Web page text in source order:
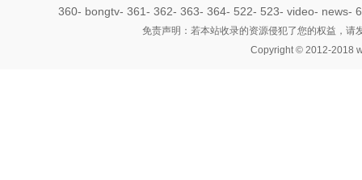
360- bongtv- 361- 362- 363- 364- 522- 523- video- news-
免责声明：若本站收录的资源侵犯了您的权益，
Copyright © 2012-2018